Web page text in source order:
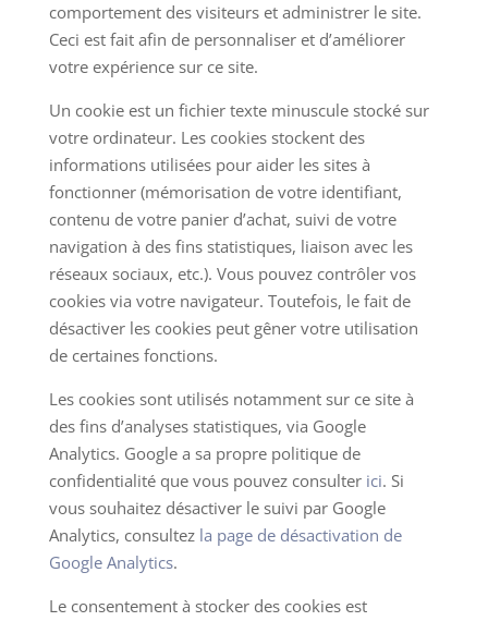
comportement des visiteurs et administrer le site.
Ceci est fait afin de personnaliser et d’améliorer
votre expérience sur ce site.
Un cookie est un fichier texte minuscule stocké sur
votre ordinateur. Les cookies stockent des
informations utilisées pour aider les sites à
fonctionner (mémorisation de votre identifiant,
contenu de votre panier d’achat, suivi de votre
navigation à des fins statistiques, liaison avec les
réseaux sociaux, etc.). Vous pouvez contrôler vos
cookies via votre navigateur. Toutefois, le fait de
désactiver les cookies peut gêner votre utilisation
de certaines fonctions.
Les cookies sont utilisés notamment sur ce site à
des fins d’analyses statistiques, via Google
Analytics. Google a sa propre politique de
confidentialité que vous pouvez consulter ici. Si
vous souhaitez désactiver le suivi par Google
Analytics, consultez la page de désactivation de
Google Analytics.
Le consentement à stocker des cookies est